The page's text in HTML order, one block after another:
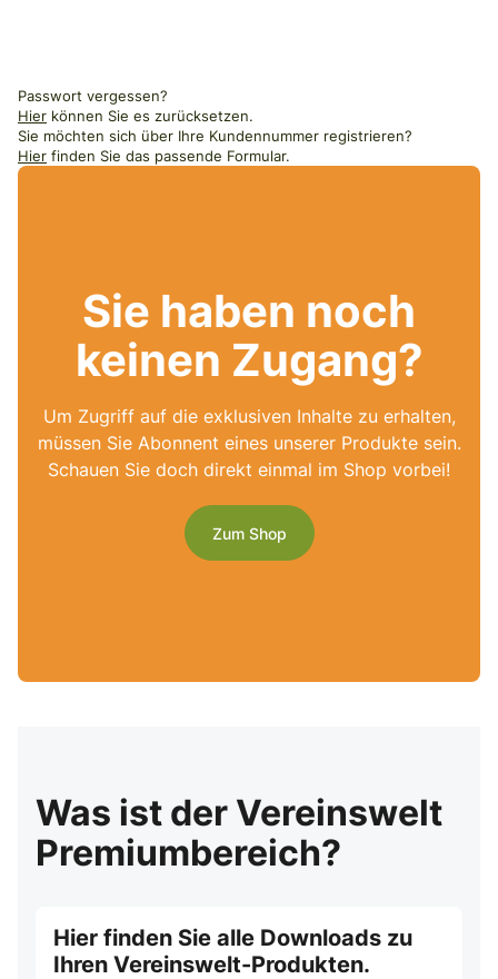
Passwort vergessen?
Hier können Sie es zurücksetzen.
Sie möchten sich über Ihre Kundennummer registrieren?
Hier finden Sie das passende Formular.
Sie haben noch
keinen Zugang?
Um Zugriff auf die exklusiven Inhalte zu erhalten,
müssen Sie Abonnent eines unserer Produkte sein.
Schauen Sie doch direkt einmal im Shop vorbei!
Zum Shop
Was ist der Vereinswelt
Premiumbereich?
Hier finden Sie alle Downloads zu
Ihren Vereinswelt-Produkten.